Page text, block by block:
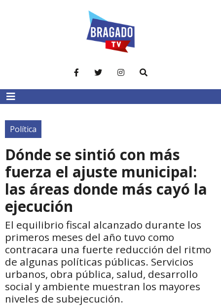
Política
Dónde se sintió con más
fuerza el ajuste municipal:
las áreas donde más cayó la
ejecución
El equilibrio fiscal alcanzado durante los
primeros meses del año tuvo como
contracara una fuerte reducción del ritmo
de algunas políticas públicas. Servicios
urbanos, obra pública, salud, desarrollo
social y ambiente muestran los mayores
niveles de subejecución.